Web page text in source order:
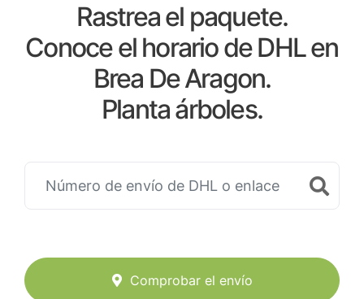
Rastrea el paquete.
Conoce el horario de DHL en
Brea De Aragon.
Planta árboles.
Comprobar el envío